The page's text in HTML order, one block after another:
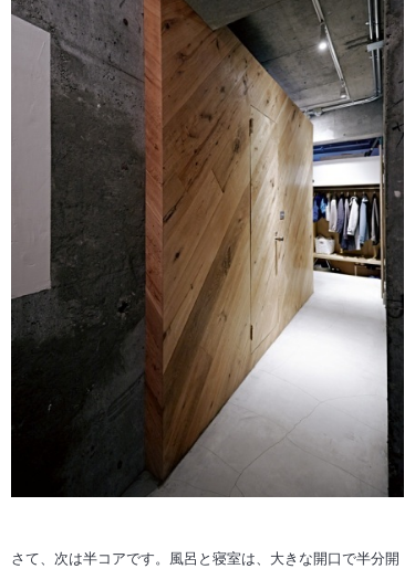
さて、次は半コアです。風呂と寝室は、大きな開口で半分開